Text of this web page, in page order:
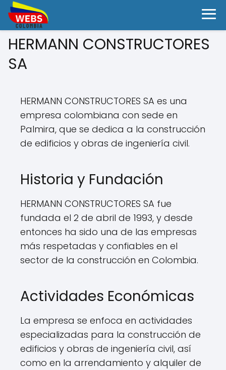
HERMANN CONSTRUCTORES
SA
HERMANN CONSTRUCTORES SA es una
empresa colombiana con sede en
Palmira, que se dedica a la construcción
de edificios y obras de ingeniería civil.
Historia y Fundación
HERMANN CONSTRUCTORES SA fue
fundada el 2 de abril de 1993, y desde
entonces ha sido una de las empresas
más respetadas y confiables en el
sector de la construcción en Colombia.
Actividades Económicas
La empresa se enfoca en actividades
especializadas para la construcción de
edificios y obras de ingeniería civil, así
como en la arrendamiento y alquiler de